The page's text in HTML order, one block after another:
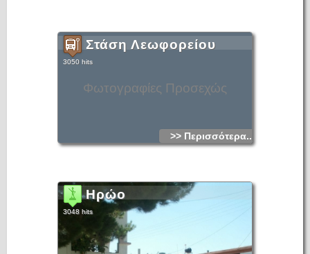
Φωτογραφίες Προσεχώς
Στάση Λεωφορείου
3050 hits
>> Περισσότερα...
Ηρώο
3048 hits